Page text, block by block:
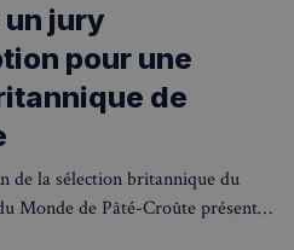
un jury
pour une
de
de la sélection britannique du
Monde de Pâté-Croûte présentée